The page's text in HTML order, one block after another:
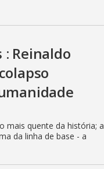
: Reinaldo
mais quente da história; a
da linha de base - a